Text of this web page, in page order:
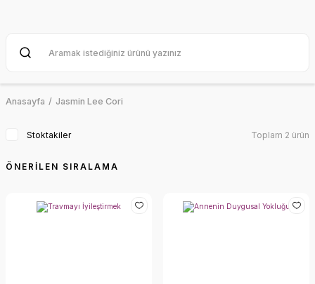
Anasayfa Jasmin Lee Cori
Stoktakiler Toplam 2 ürün